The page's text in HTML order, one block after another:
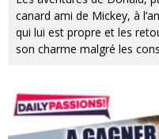
canard ami de Mickey, à
qui lui est propre et les
son charme malgré les